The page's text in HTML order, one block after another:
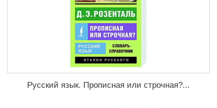
Русский язык. Прописная или строчная?...